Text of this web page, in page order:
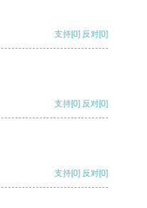
支持[0] 反对[0]
支持[0] 反对[0]
支持[0] 反对[0]